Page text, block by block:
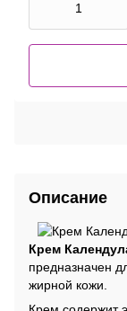
Описание
Крем
предназначен
жирной кожи.